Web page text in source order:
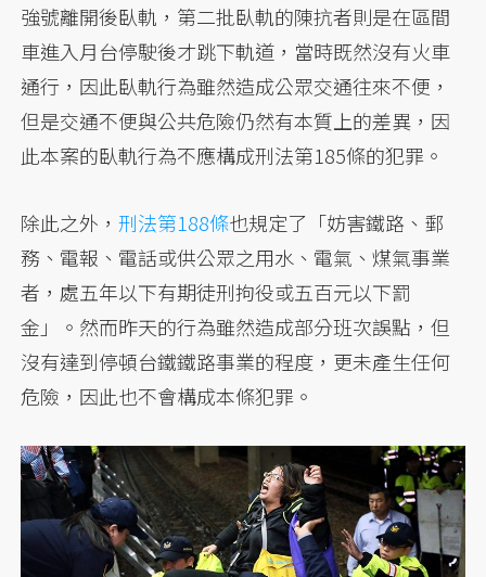
強號離開後臥軌，第二批臥軌的陳抗者則是在區間
車進入月台停駛後才跳下軌道，當時既然沒有火車
通行，因此臥軌行為雖然造成公眾交通往來不便，
但是交通不便與公共危險仍然有本質上的差異，因
此本案的臥軌行為不應構成刑法第185條的犯罪。
除此之外，刑法第188條也規定了「妨害鐵路、郵
務、電報、電話或供公眾之用水、電氣、煤氣事業
者，處五年以下有期徒刑拘役或五百元以下罰
金」。然而昨天的行為雖然造成部分班次誤點，但
沒有達到停頓台鐵鐵路事業的程度，更未產生任何
危險，因此也不會構成本條犯罪。